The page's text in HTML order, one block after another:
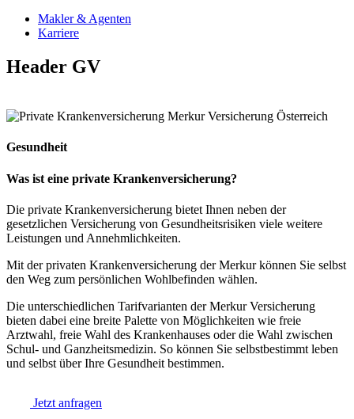
Makler & Agenten
Karriere
Header GV
Gesundheit
Was ist eine private Krankenversicherung?
Die private Krankenversicherung bietet Ihnen neben der
gesetzlichen Versicherung von Gesundheitsrisiken viele weitere
Leistungen und Annehmlichkeiten.
Mit der privaten Krankenversicherung der Merkur können Sie selbst
den Weg zum persönlichen Wohlbefinden wählen.
Die unterschiedlichen Tarifvarianten der Merkur Versicherung
bieten dabei eine breite Palette von Möglichkeiten wie freie
Arztwahl, freie Wahl des Krankenhauses oder die Wahl zwischen
Schul- und Ganzheitsmedizin. So können Sie selbstbestimmt leben
und selbst über Ihre Gesundheit bestimmen.
Jetzt anfragen